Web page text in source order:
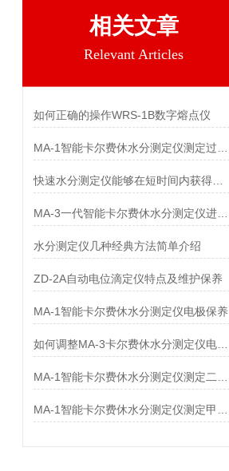
相关文章
Relevant Articles
如何正确的操作WRS-1B数字熔点仪
水分测定仪几种经典方法简单介绍
ZD-2A自动电位滴定仪特点及维护保养
MA-1智能卡尔费休水分测定仪电极保养